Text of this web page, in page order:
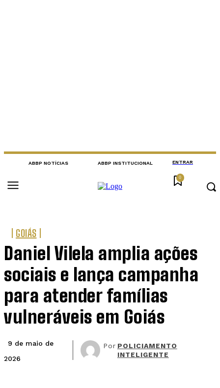
ABBP NOTÍCIAS ABBP INSTITUCIONAL ENTRAR
0
GOIÁS
Daniel Vilela amplia ações
sociais e lança campanha
para atender famílias
vulneráveis em Goiás
9 de maio de
2026
Por POLICIAMENTO
INTELIGENTE